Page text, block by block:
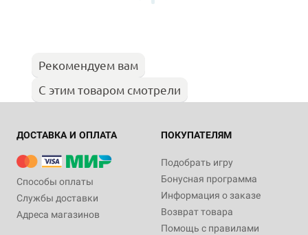
Рекомендуем вам
С этим товаром смотрели
ДОСТАВКА И ОПЛАТА
Способы оплаты
Службы доставки
Адреса магазинов
ПОКУПАТЕЛЯМ
Подобрать игру
Бонусная программа
Информация о заказе
Возврат товара
Помощь с правилами